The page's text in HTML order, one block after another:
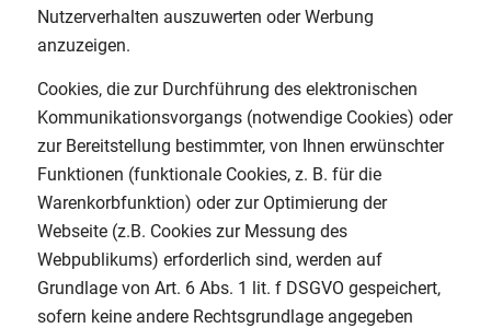
Nutzerverhalten auszuwerten oder Werbung
anzuzeigen.
Cookies, die zur Durchführung des elektronischen
Kommunikationsvorgangs (notwendige Cookies) oder
zur Bereitstellung bestimmter, von Ihnen erwünschter
Funktionen (funktionale Cookies, z. B. für die
Warenkorbfunktion) oder zur Optimierung der
Webseite (z.B. Cookies zur Messung des
Webpublikums) erforderlich sind, werden auf
Grundlage von Art. 6 Abs. 1 lit. f DSGVO gespeichert,
sofern keine andere Rechtsgrundlage angegeben